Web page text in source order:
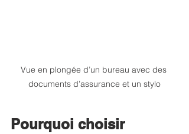
Vue en plongée d’un bureau avec des
documents d’assurance et un stylo
Pourquoi choisir